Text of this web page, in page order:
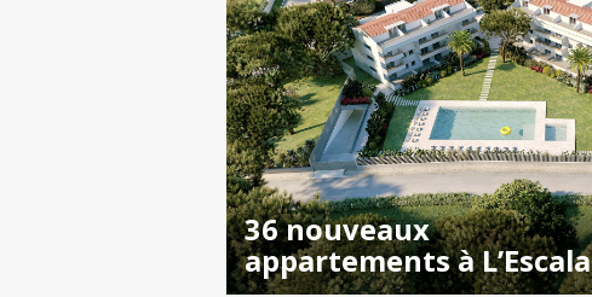
36 nouveaux
appartements à L’Escala